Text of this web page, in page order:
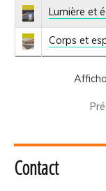
Lumière et
Corps et
Contact